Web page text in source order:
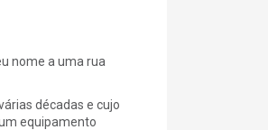
nome a uma rua
décadas e cujo
equipamento